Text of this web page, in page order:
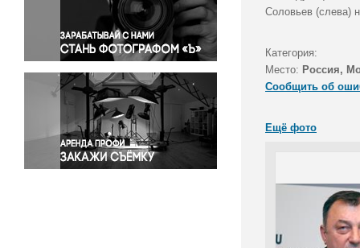
Правосудие
Происшествия и конфликты
Религия
Светская жизнь
Спорт
Экология
Экономика и бизнес
Соловьев (слева)
Категория:
Место: Россия,
Сообщить об
Ещё фото